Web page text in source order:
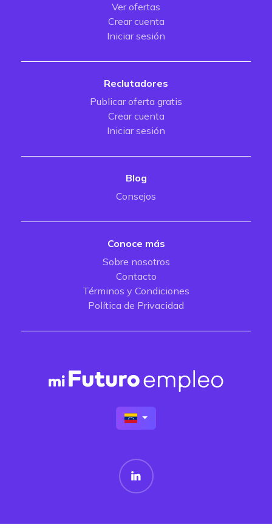
Ver ofertas
Crear cuenta
Iniciar sesión
Reclutadores
Publicar oferta gratis
Crear cuenta
Iniciar sesión
Blog
Consejos
Conoce más
Sobre nosotros
Contacto
Términos y Condiciones
Política de Privacidad